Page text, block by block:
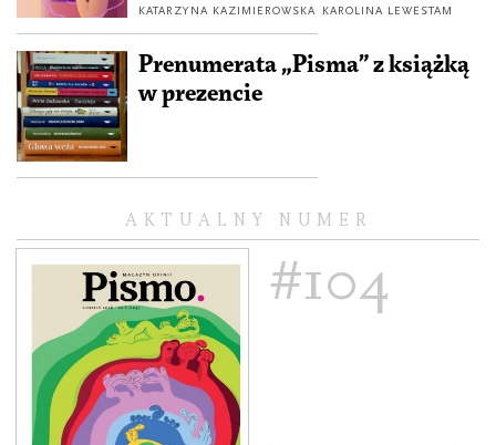
KATARZYNA KAZIMIEROWSKA KAROLINA LEWESTAM
Prenumerata „Pisma” z książką
w prezencie
AKTUALNY NUMER
#104